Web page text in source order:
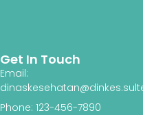
Get In Touch
Email:
Phone: 123-456-7890